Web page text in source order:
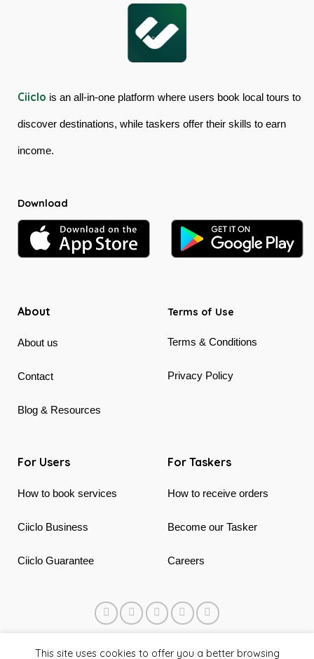
Ciiclo is an all-in-one platform where users book local tours to
discover destinations, while taskers offer their skills to earn
income.
Download
About
About us
Contact
Blog & Resources
Terms of Use
Terms & Conditions
Privacy Policy
For Users
How to book services
Ciiclo Business
Ciiclo Guarantee
For Taskers
How to receive orders
Become our Tasker
Careers
© 2018 - 2026 Ciiclo. Made in Canada & Vietnam
This site uses cookies to offer you a better browsing